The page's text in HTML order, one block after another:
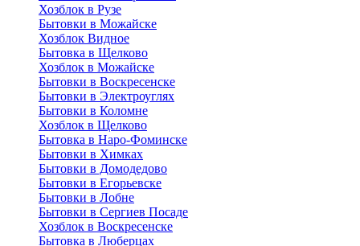
Хозблок в Рузе
Бытовки в Можайске
Хозблок Видное
Бытовкa в Щелково
Хозблок в Можайске
Бытовки в Воскресенске
Бытовки в Электроуглях
Бытовки в Коломне
Хозблок в Щелково
Бытовка в Наро-Фоминске
Бытовки в Химках
Бытовки в Домодедово
Бытовки в Егорьевске
Бытовки в Лобне
Бытовки в Сергиев Посаде
Хозблок в Воскресенске
Бытовка в Люберцах